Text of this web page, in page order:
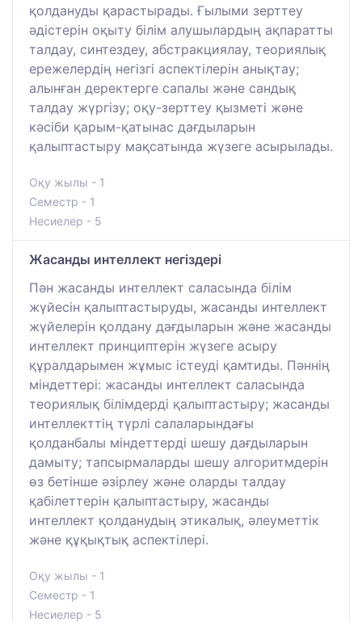
қолдануды қарастырады. Ғылыми зерттеу
әдістерін оқыту білім алушылардың ақпаратты
талдау, синтездеу, абстракциялау, теориялық
ережелердің негізгі аспектілерін анықтау;
алынған деректерге сапалы және сандық
талдау жүргізу; оқу-зерттеу қызметі және
кәсіби қарым-қатынас дағдыларын
қалыптастыру мақсатында жүзеге асырылады.
Оқу жылы - 1
Семестр - 1
Несиелер - 5
Жасанды интеллект негіздері
Пән жасанды интеллект саласында білім
жүйесін қалыптастыруды, жасанды интеллект
жүйелерін қолдану дағдыларын және жасанды
интеллект принциптерін жүзеге асыру
құралдарымен жұмыс істеуді қамтиды. Пәннің
міндеттері: жасанды интеллект саласында
теориялық білімдерді қалыптастыру; жасанды
интеллекттің түрлі салаларындағы
қолданбалы міндеттерді шешу дағдыларын
дамыту; тапсырмаларды шешу алгоритмдерін
өз бетінше әзірлеу және оларды талдау
қабілеттерін қалыптастыру, жасанды
интеллект қолданудың этикалық, әлеуметтік
және құқықтық аспектілері.
Оқу жылы - 1
Семестр - 1
Несиелер - 5